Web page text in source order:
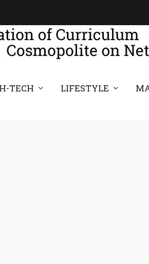
TECH LIFESTYLE